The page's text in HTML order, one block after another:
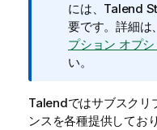
モ
には、 Talend
要です。詳細は、
プション オプ
い。
Talendではサブスクリ
ンスを各種提供してお